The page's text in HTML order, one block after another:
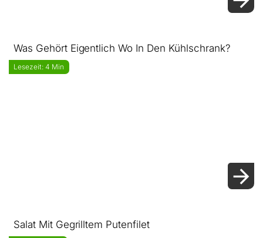
Was Gehört Eigentlich Wo In Den Kühlschrank?
Lesezeit: 4 Min
Salat Mit Gegrilltem Putenfilet